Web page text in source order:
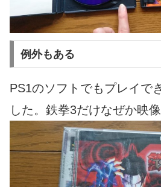
例外もある
PS1のソフトでもプレイで
した。鉄拳3だけなぜか映